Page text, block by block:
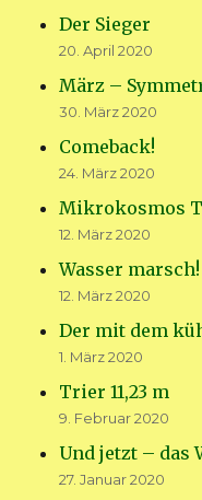
Der Sieger
20. April 2020
März –
30. März 2020
Comeback!
24. März 2020
Mikrokosmos
12. März 2020
Wasser marsch!
12. März 2020
Der mit dem
1. März 2020
Trier 11,23 m
9. Februar 2020
Und jetzt – das
27. Januar 2020